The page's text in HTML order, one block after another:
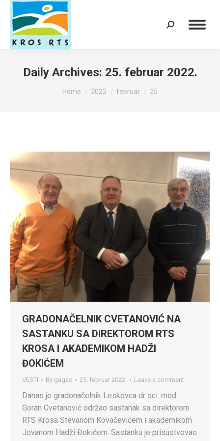
Search:
Daily Archives: 25. februar 2022.
You are here:
Home 2022 februar 25
GRADONAČELNIK CVETANOVIĆ NA
SASTANKU SA DIREKTOROM RTS
KROSA I AKADEMIKOM HADŽI
ĐOKIĆEM
VESTI By gagac 25. februar 2022. Leave a comment
Danas je gradonačelnik Leskovca dr sci. med.
Goran Cvetanović održao sastanak sa direktorom
RTS Krosa Stevanom Kovačevićem i akademikom
Jovanom Hadži Đokićem. Sastanku je prisustvovao